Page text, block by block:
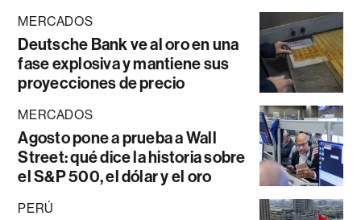
MERCADOS
Deutsche Bank ve al oro en una
fase explosiva y mantiene sus
proyecciones de precio
MERCADOS
Agosto pone a prueba a Wall
Street: qué dice la historia sobre
el S&P 500, el dólar y el oro
PERÚ